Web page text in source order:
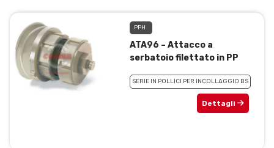
PPH
ATA96 – Attacco a
serbatoio filettato in PP
SERIE IN POLLICI PER INCOLLAGGIO BS
Dettagli